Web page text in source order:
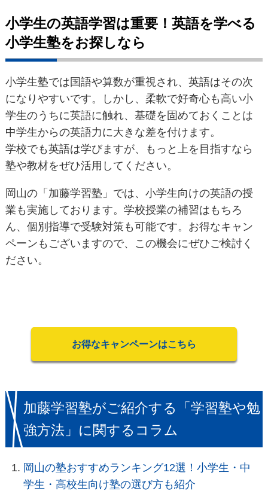
小学生の英語学習は重要！英語を学べる
小学生塾をお探しなら
小学生塾では国語や算数が重視され、英語はその次
になりやすいです。しかし、柔軟で好奇心も高い小
学生のうちに英語に触れ、基礎を固めておくことは
中学生からの英語力に大きな差を付けます。
学校でも英語は学びますが、もっと上を目指すなら
塾や教材をぜひ活用してください。
岡山の「加藤学習塾」では、小学生向けの英語の授
業も実施しております。学校授業の補習はもちろ
ん、個別指導で受験対策も可能です。お得なキャン
ペーンもございますので、この機会にぜひご検討く
ださい。
お得なキャンペーンはこちら
加藤学習塾がご紹介する「学習塾や勉
強方法」に関するコラム
岡山の塾おすすめランキング12選！小学生・中
学生・高校生向け塾の選び方も紹介